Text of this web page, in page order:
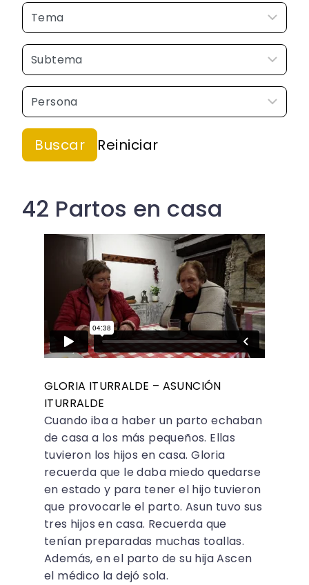
42 Partos en casa
GLORIA ITURRALDE – ASUNCIÓN
ITURRALDE
Cuando iba a haber un parto echaban
de casa a los más pequeños. Ellas
tuvieron los hijos en casa. Gloria
recuerda que le daba miedo quedarse
en estado y para tener el hijo tuvieron
que provocarle el parto. Asun tuvo sus
tres hijos en casa. Recuerda que
tenían preparadas muchas toallas.
Además, en el parto de su hija Ascen
el médico la dejó sola.